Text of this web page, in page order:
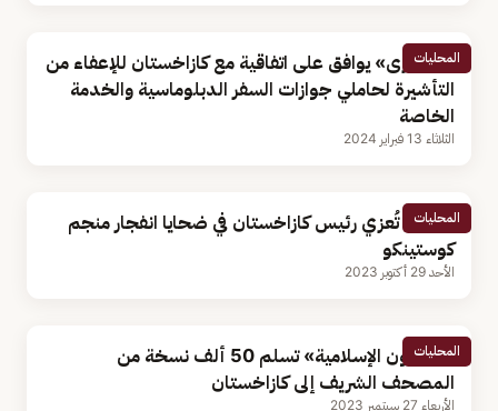
المحليات
«الشورى» يوافق على اتفاقية مع كازاخستان للإعفاء من
التأشيرة لحاملي جوازات السفر الدبلوماسية والخدمة
الخاصة
الثلاثاء 13 فبراير 2024
المحليات
القيادة تُعزي رئيس كازاخستان في ضحايا انفجار منجم
كوستينكو
الأحد 29 أكتوبر 2023
المحليات
«الشؤون الإسلامية» تسلم 50 ألف نسخة من
المصحف الشريف إلى كازاخستان
الأربعاء 27 سبتمبر 2023